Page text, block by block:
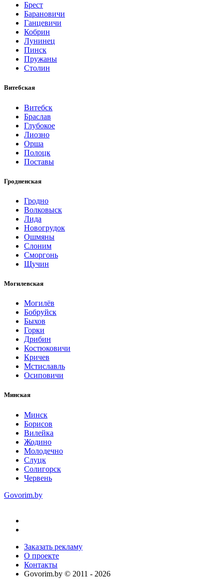
Брест
Барановичи
Ганцевичи
Кобрин
Лунинец
Пинск
Пружаны
Столин
Витебская
Витебск
Браслав
Глубокое
Лиозно
Орша
Полоцк
Поставы
Гродненская
Гродно
Волковыск
Лида
Новогрудок
Ошмяны
Слоним
Сморгонь
Щучин
Могилевская
Могилёв
Бобруйск
Быхов
Горки
Дрибин
Костюковичи
Кричев
Мстиславль
Осиповичи
Минская
Минск
Борисов
Вилейка
Жодино
Молодечно
Слуцк
Солигорск
Червень
Govorim.by
Заказать рекламу
О проекте
Контакты
Govorim.by © 2011 - 2026